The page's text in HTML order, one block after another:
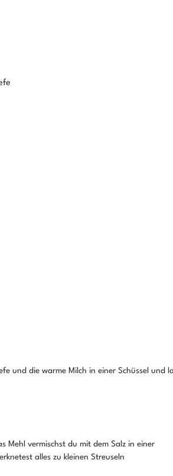
und die warme Milch in einer Schüssel und
Mehl vermischst du mit dem Salz in einer
alles zu kleinen Streuseln